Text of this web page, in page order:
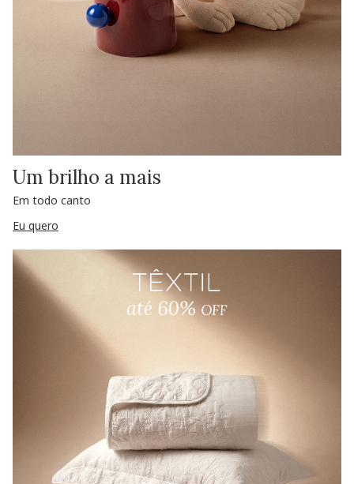
Um brilho a mais
Em todo canto
Eu quero